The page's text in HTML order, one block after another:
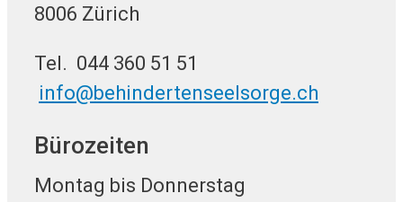
8006 Zürich
Tel. 044 360 51 51
info@behindertenseelsorge.ch
Bürozeiten
Montag bis Donnerstag